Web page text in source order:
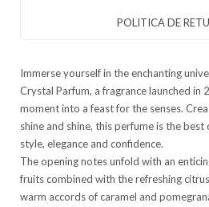
POLITICA DE
Immerse yourself in the enchanting
Crystal Parfum, a fragrance launched in
moment into a feast for the senses.
shine and shine, this perfume is the
style, elegance and confidence.
The opening notes unfold with an
fruits combined with the refreshing
warm accords of caramel and